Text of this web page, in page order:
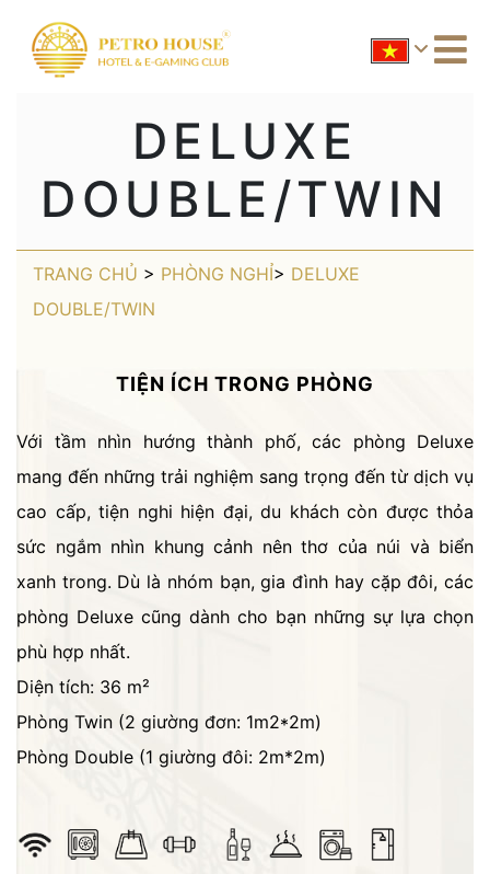
DELUXE
DOUBLE/TWIN
TRANG CHỦ > PHÒNG NGHỈ> DELUXE
DOUBLE/TWIN
TIỆN ÍCH TRONG PHÒNG
Với tầm nhìn hướng thành phố, các phòng Deluxe
mang đến những trải nghiệm sang trọng đến từ dịch vụ
cao cấp, tiện nghi hiện đại, du khách còn được thỏa
sức ngắm nhìn khung cảnh nên thơ của núi và biển
xanh trong. Dù là nhóm bạn, gia đình hay cặp đôi, các
phòng Deluxe cũng dành cho bạn những sự lựa chọn
phù hợp nhất.
Diện tích: 36 m²
Phòng Twin (2 giường đơn: 1m2*2m)
Phòng Double (1 giường đôi: 2m*2m)